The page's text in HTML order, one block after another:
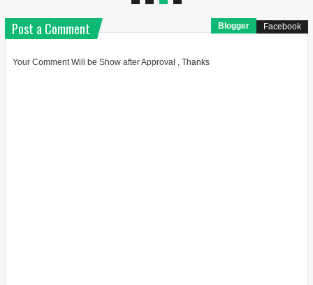
Post a Comment Blogger Facebook
Your Comment Will be Show after Approval , Thanks